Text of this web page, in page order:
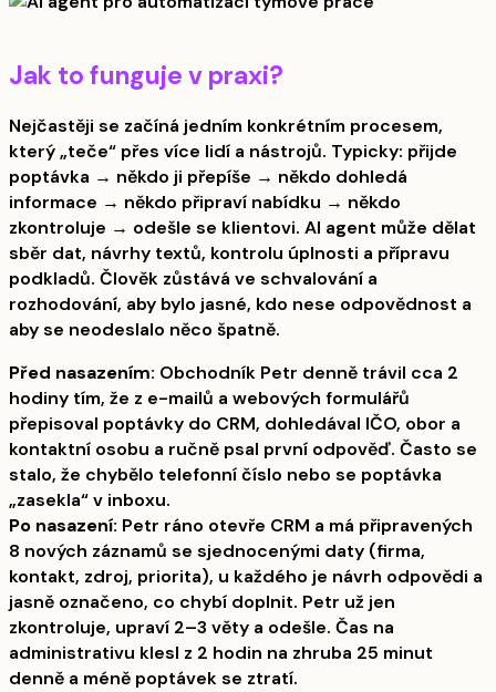
Jak to funguje v praxi?
Nejčastěji se začíná jedním konkrétním procesem,
který „teče“ přes více lidí a nástrojů. Typicky: přijde
poptávka → někdo ji přepíše → někdo dohledá
informace → někdo připraví nabídku → někdo
zkontroluje → odešle se klientovi. AI agent může dělat
sběr dat, návrhy textů, kontrolu úplnosti a přípravu
podkladů. Člověk zůstává ve schvalování a
rozhodování, aby bylo jasné, kdo nese odpovědnost a
aby se neodeslalo něco špatně.
Před nasazením: Obchodník Petr denně trávil cca 2
hodiny tím, že z e-mailů a webových formulářů
přepisoval poptávky do CRM, dohledával IČO, obor a
kontaktní osobu a ručně psal první odpověď. Často se
stalo, že chybělo telefonní číslo nebo se poptávka
„zasekla“ v inboxu.
Po nasazení: Petr ráno otevře CRM a má připravených
8 nových záznamů se sjednocenými daty (firma,
kontakt, zdroj, priorita), u každého je návrh odpovědi a
jasně označeno, co chybí doplnit. Petr už jen
zkontroluje, upraví 2–3 věty a odešle. Čas na
administrativu klesl z 2 hodin na zhruba 25 minut
denně a méně poptávek se ztratí.